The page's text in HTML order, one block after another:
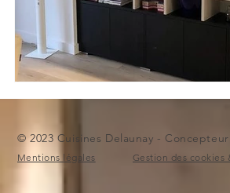
© 2023 Cuisines Delaunay -
Mentions légales Gestion des cookies